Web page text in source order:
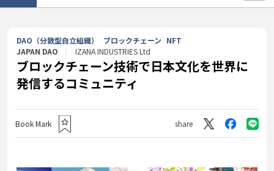
DAO（分散型自立組織） ブロックチェーン NFT
JAPAN DAO
IZANA INDUSTRIES Ltd
ブロックチェーン技術で日本文化を世界に
発信するコミュニティ
Book Mark share